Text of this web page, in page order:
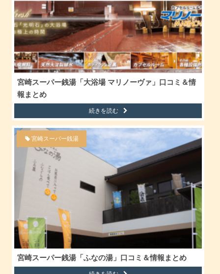
宮崎スーパー銭湯「大浴場 マリノーヴァ」口コミ＆情
報まとめ
続きを読む
宮崎スーパー銭湯
宮崎スーパー銭湯「ふなの湯」口コミ＆情報まとめ